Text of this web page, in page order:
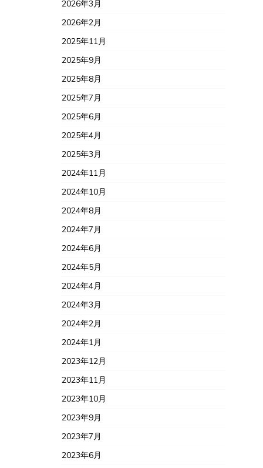
2026年3月
2026年2月
2025年11月
2025年9月
2025年8月
2025年7月
2025年6月
2025年4月
2025年3月
2024年11月
2024年10月
2024年8月
2024年7月
2024年6月
2024年5月
2024年4月
2024年3月
2024年2月
2024年1月
2023年12月
2023年11月
2023年10月
2023年9月
2023年7月
2023年6月